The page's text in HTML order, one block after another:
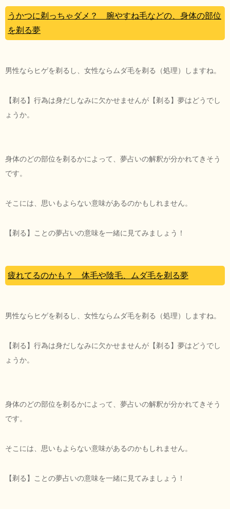
うかつに剃っちゃダメ？ 腕やすね毛などの、身体の部位
を剃る夢
男性ならヒゲを剃るし、女性ならムダ毛を剃る（処理）しますね。
【剃る】行為は身だしなみに欠かせませんが【剃る】夢はどうでし
ょうか。
身体のどの部位を剃るかによって、夢占いの解釈が分かれてきそう
です。
そこには、思いもよらない意味があるのかもしれません。
【剃る】ことの夢占いの意味を一緒に見てみましょう！
疲れてるのかも？ 体毛や陰毛、ムダ毛を剃る夢
男性ならヒゲを剃るし、女性ならムダ毛を剃る（処理）しますね。
【剃る】行為は身だしなみに欠かせませんが【剃る】夢はどうでし
ょうか。
身体のどの部位を剃るかによって、夢占いの解釈が分かれてきそう
です。
そこには、思いもよらない意味があるのかもしれません。
【剃る】ことの夢占いの意味を一緒に見てみましょう！